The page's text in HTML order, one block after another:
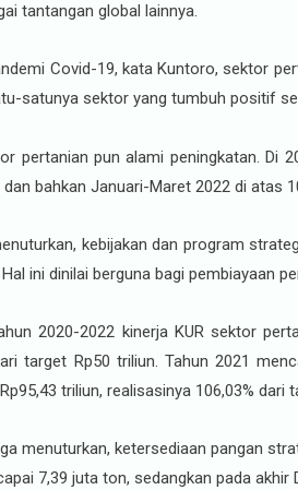
tantangan global lainnya.
Covid-19, kata Kuntoro, sektor
satunya sektor yang tumbuh positif
pertanian pun alami peningkatan. Di
bahkan Januari-Maret 2022 di atas
kebijakan dan program
Hal ini dinilai berguna bagi pembiayaan
2020-2022 kinerja KUR sektor
target Rp50 triliun. Tahun 2021
triliun, realisasinya 106,03% dari
menuturkan, ketersediaan pangan
7,39 juta ton, sedangkan pada